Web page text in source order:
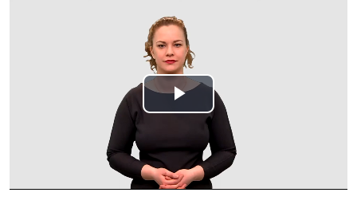
Play
Video